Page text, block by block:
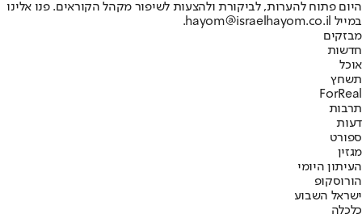
היום פתוח להערות, לביקורת ולהצעות לשיפור מקהל הקוראים. פנו אלינו
במייל hayom@israelhayom.co.il.
מבזקים
חדשות
אוכל
תשחץ
ForReal
תרבות
דעות
ספורט
מגזין
העיתון היומי
הורוסקופ
ישראל השבוע
כלכלה